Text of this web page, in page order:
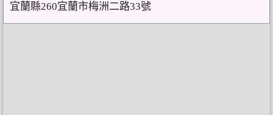
宜蘭縣260宜蘭市梅洲二路33號